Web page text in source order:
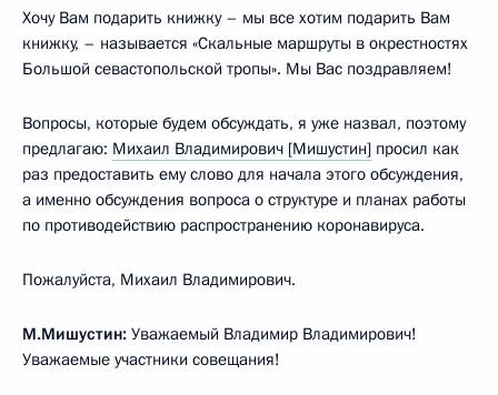
Хочу Вам подарить книжку – мы все хотим подарить Вам
книжку, – называется «Скальные маршруты в окрестностях
Большой севастопольской тропы». Мы Вас поздравляем!
Вопросы, которые будем обсуждать, я уже назвал, поэтому
предлагаю: Михаил Владимирович [Мишустин] просил как
раз предоставить ему слово для начала этого обсуждения,
а именно обсуждения вопроса о структуре и планах работы
по противодействию распространению коронавируса.
Пожалуйста, Михаил Владимирович.
М.Мишустин: Уважаемый Владимир Владимирович!
Уважаемые участники совещания!